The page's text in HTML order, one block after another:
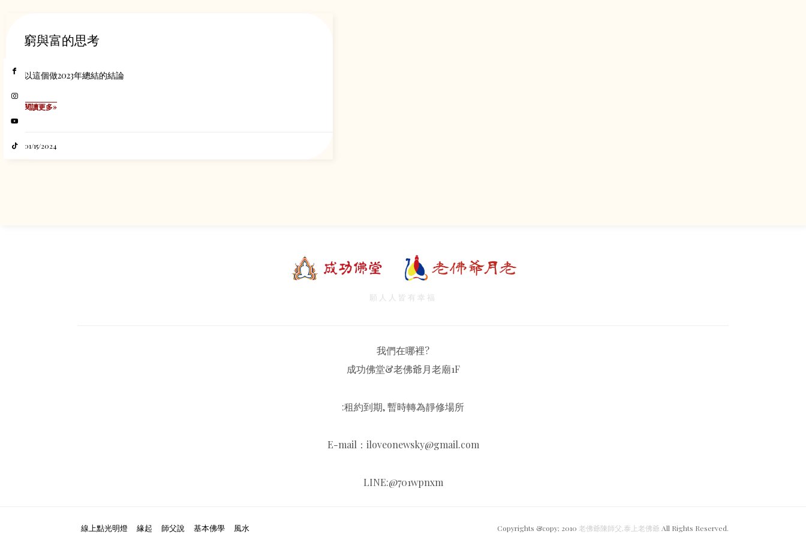
窮與富的思考
以這個做2023年總結的結論
閱讀更多»
01/15/2024
願人人皆有幸福
我們在哪裡?
成功佛堂&老佛爺月老廟1F
:租約到期, 暫時轉為靜修場所
E-mail：iloveonewsky@gmail.com
LINE:@701wpnxm
線上點光明燈 緣起 師父說 基本佛學 風水 Copyrights &copy; 2010 老佛爺陳師父, 泰上老佛爺 All Rights Reserved.